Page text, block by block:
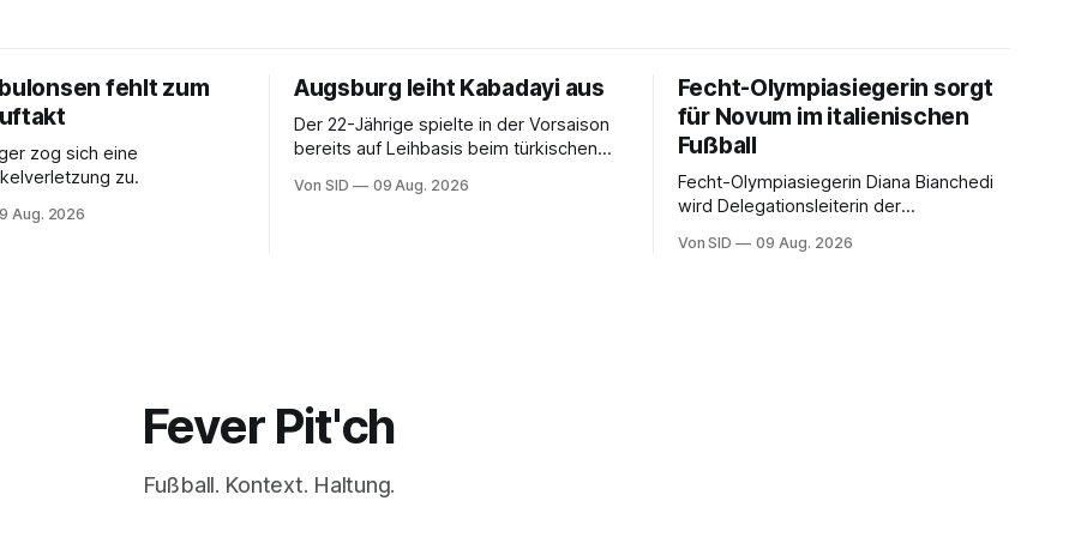
fehlt zum
zog sich eine
zu.
Aug. 2026
Augsburg leiht Kabadayi aus
Der 22-Jährige spielte in der Vorsaison
bereits auf Leihbasis beim türkischen
Von SID 09 Aug. 2026
Fecht-Olympiasiegerin sorgt
für Novum im italienischen
Fußball
Fecht-Olympiasiegerin Diana Bianchedi
wird Delegationsleiterin der
Von SID 09 Aug. 2026
Fever Pit'ch
Fußball. Kontext. Haltung.